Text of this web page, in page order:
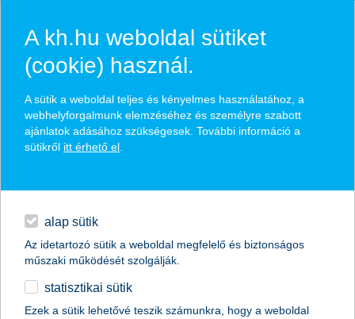
English
hírek és hivatalos
közzétételek
A kh.hu weboldal sütiket
(cookie) használ.
A sütik a weboldal teljes és kényelmes használatához, a
webhelyforgalmunk elemzéséhez és személyre szabott
ajánlatok adásához szükségesek. További információ a
sütikről itt érhető el
alap sütik
Az idetartozó sütik a weboldal megfelelő és biztonságos
műszaki működését szolgálják.
statisztikai sütik
Ezek a sütik lehetővé teszik számunkra, hogy a weboldal